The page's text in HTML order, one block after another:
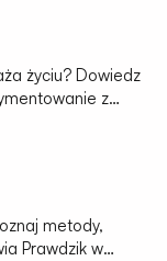
życiu? Dowiedz
z
metody,
Prawdzik w